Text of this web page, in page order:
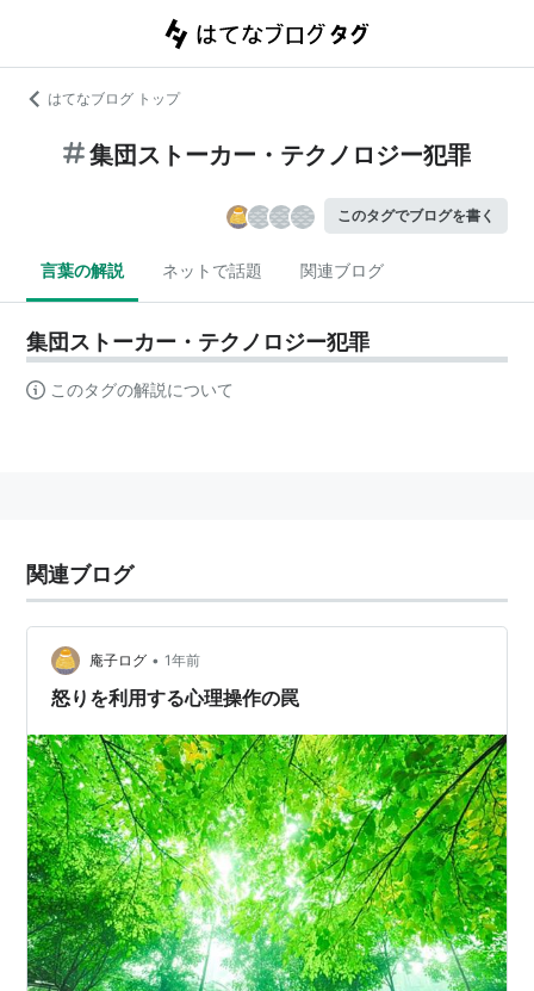
はてなブログ トップ
集団ストーカー・テクノロジー犯罪
このタグでブログを書く
言葉の解説 ネットで話題 関連ブログ
集団ストーカー・テクノロジー犯罪
このタグの解説について
関連ブログ
庵子ログ • 1年前
怒りを利用する心理操作の罠